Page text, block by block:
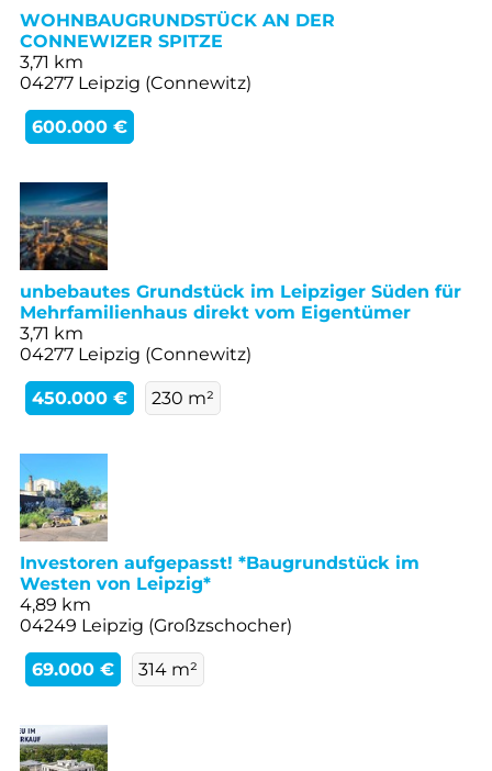
WOHNBAUGRUNDSTÜCK AN DER
CONNEWIZER SPITZE
3,71 km
04277 Leipzig (Connewitz)
600.000 €
unbebautes Grundstück im Leipziger Süden für
Mehrfamilienhaus direkt vom Eigentümer
3,71 km
04277 Leipzig (Connewitz)
450.000 € 230 m²
Investoren aufgepasst! *Baugrundstück im
Westen von Leipzig*
4,89 km
04249 Leipzig (Großzschocher)
69.000 € 314 m²